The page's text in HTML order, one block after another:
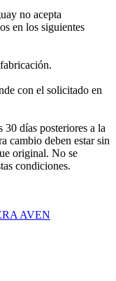
no acepta
en los siguientes
con el solicitado en
30 días posteriores a la
cambio deben estar sin
original. No se
condiciones.